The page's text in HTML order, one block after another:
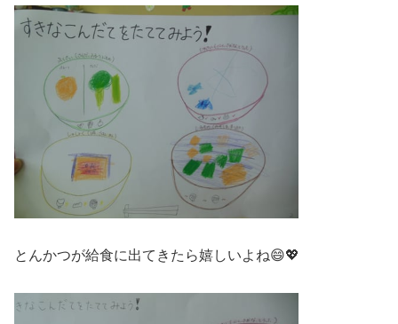
とんかつが給食に出てきたら嬉しいよね😄💖